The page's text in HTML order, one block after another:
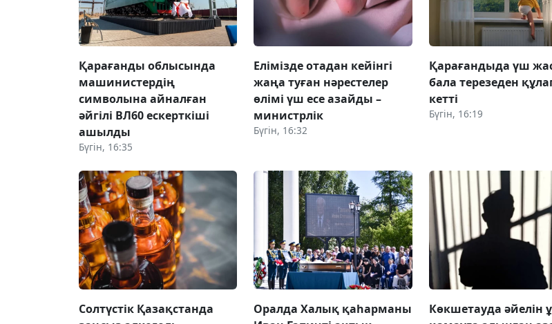
Қарағанды облысында
машинистердің
символына айналған
әйгілі ВЛ60 ескерткіші
ашылды
Бүгін, 16:35
Елімізде отадан кейінгі
жаңа туған нәрестелер
өлімі үш есе азайды –
министрлік
Бүгін, 16:32
Қарағандыда үш
бала терезеден
кетті
Бүгін, 16:19
Солтүстік Қазақстанда
Оралда Халық қаһарманы
Көкшетауда әйелін